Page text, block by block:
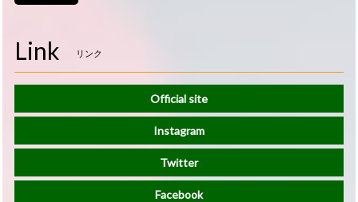
Link リンク
Official site
Instagram
Twitter
Facebook